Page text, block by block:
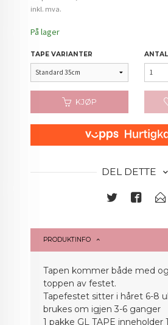
Rabatt
inkl. mva.
På lager
TAPE VARIANTER
KJØP
DEL DETTE
PRODUKTINFO
Tapen kommer både med
toppen av festet.
Tapefestet sitter i håret 6-8
brukes om igjen 3-6 ganger
1 pakke GL TAPE inneholder